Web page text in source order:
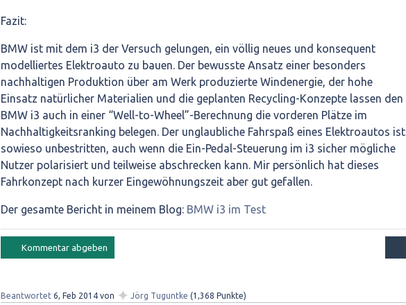
Fazit:
BMW ist mit dem i3 der Versuch gelungen, ein völlig neues und konsequent
modelliertes Elektroauto zu bauen. Der bewusste Ansatz einer besonders
nachhaltigen Produktion über am Werk produzierte Windenergie, der hohe
Einsatz natürlicher Materialien und die geplanten Recycling-Konzepte lassen den
BMW i3 auch in einer “Well-to-Wheel”-Berechnung die vorderen Plätze im
Nachhaltigkeitsranking belegen. Der unglaubliche Fahrspaß eines Elektroautos ist
sowieso unbestritten, auch wenn die Ein-Pedal-Steuerung im i3 sicher mögliche
Nutzer polarisiert und teilweise abschrecken kann. Mir persönlich hat dieses
Fahrkonzept nach kurzer Eingewöhnungszeit aber gut gefallen.
Der gesamte Bericht in meinem Blog: BMW i3 im Test
Beantwortet 6, Feb 2014 von ✦ Jörg Tuguntke (1,368 Punkte)